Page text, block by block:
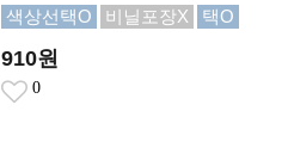
색상선택O
비닐포장X 택O
910원
0